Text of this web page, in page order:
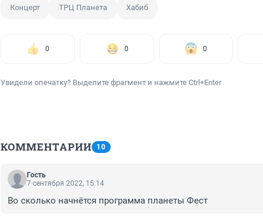
Концерт ТРЦ Планета Хабиб
0 0 0
Увидели опечатку? Выделите фрагмент и нажмите Ctrl+Enter
КОММЕНТАРИИ 10
Гость
7 сентября 2022, 15:14
Во сколько начнётся программа планеты Фест